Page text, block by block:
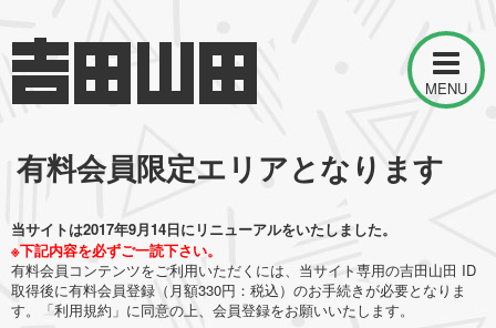
MENU
有料会員限定エリアとなります
当サイトは2017年9月14日にリニューアルをいたしました。
※下記内容を必ずご一読下さい。
有料会員コンテンツをご利用いただくには、当サイト専用の吉田山田 ID
取得後に有料会員登録（月額330円：税込）のお手続きが必要となりま
す。「利用規約」に同意の上、会員登録をお願いいたします。